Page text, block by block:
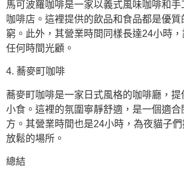
馬可波羅咖啡是一家以義式風味咖啡和
咖啡店。這裡提供的飲品和食品都是優
窮。此外，其營業時間同樣長達24小時
任何時間光顧。
4. 蕎麥町咖啡
蕎麥町咖啡是一家日式風格的咖啡廳，
小食。這裡的氛圍寧靜舒適，是一個適
方。其營業時間也是24小時，為夜貓子
放鬆的場所。
總結